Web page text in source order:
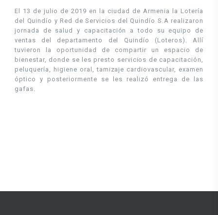
El 13 de julio de 2019 en la ciudad de Armenia la Lotería
del Quindío y Red de Servicios del Quindío S.A realizaron
jornada de salud y capacitación a todo su equipo de
ventas del departamento del Quindío (Loteros). Allí
tuvieron la oportunidad de compartir un espacio de
bienestar, donde se les presto servicios de capacitación,
peluquería, higiene oral, tamizaje cardiovascular, examen
óptico y posteriormente se les realizó entrega de las
gafas.